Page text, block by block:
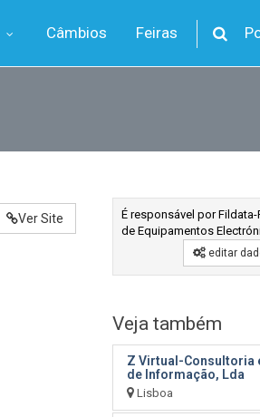
Câmbios Feiras
Ver Site
É responsável por
de Equipamentos
editar
Veja também
Z Virtual-Consultoria
de Informação, Lda
Lisboa